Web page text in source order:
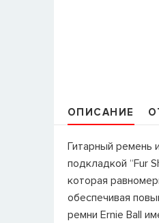
ОПИСАНИЕ
Гитарный ремень
подкладкой “Fur
которая
обеспечивая
ремни Ernie Ball